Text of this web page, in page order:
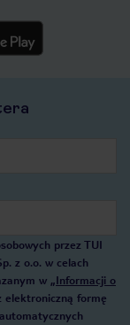
przez TUI
z o.o. w celach
w „Informacji o
elektroniczną formę